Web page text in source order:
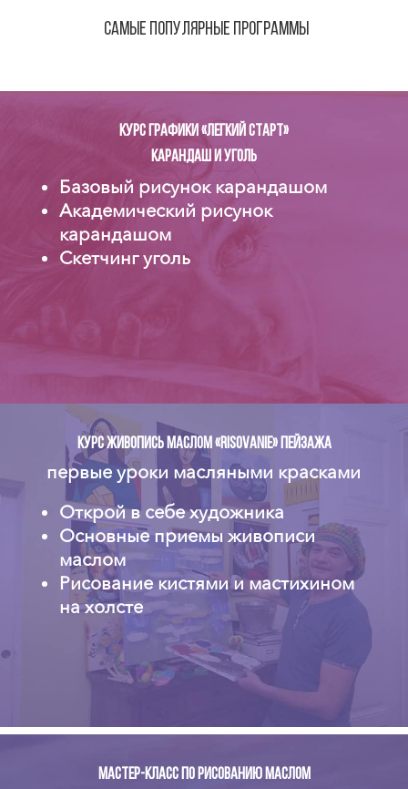
самые популярные программы
Курс графики «Легкий старт»
Карандаш и уголь
Базовый рисунок карандашом
Академический рисунок
карандашом
Скетчинг уголь
Курс живопись маслом «risovanie» пейзажа
первые уроки масляными красками
Открой в себе художника
Основные приемы живописи
маслом
Рисование кистями и мастихином
на холсте
Мастер-класс по рисованию маслом